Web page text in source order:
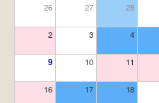
26 27 28
2 3 4
9 10 11
16 17 18